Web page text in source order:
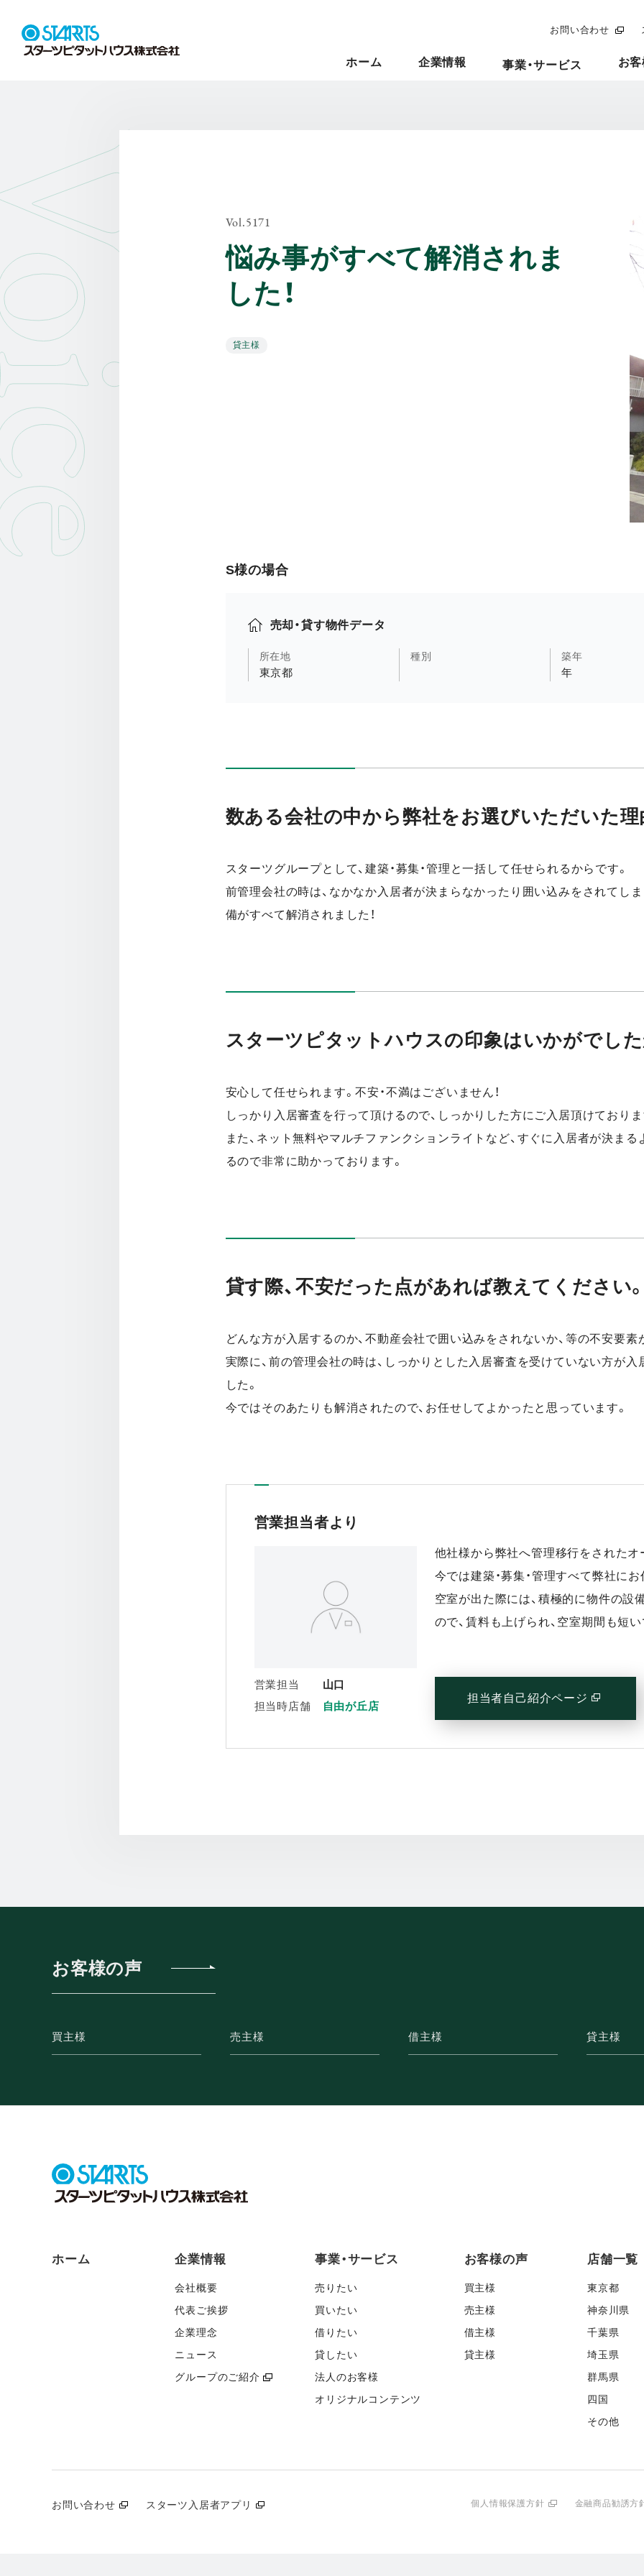
お問い合わせ
ホーム 企業情報 事業・サービス お
Vol.5171
悩み事がすべて解消されま
した！
貸主様
S様の場合
売却・貸す物件データ
所在地
東京都
種別 築年
年
数ある会社の中から弊社をお選びいただいた理
スターツグループとして、建築・募集・管理と一括して任せられるからです。
前管理会社の時は、なかなか入居者が決まらなかったり囲い込みをされてし
備がすべて解消されました！
スターツピタットハウスの印象はいかがでした
安心して任せられます。不安・不満はございません！
しっかり入居審査を行って頂けるので、しっかりした方にご入居頂けておりま
また、ネット無料やマルチファンクションライトなど、すぐに入居者が決ま
るので非常に助かっております。
貸す際、不安だった点があれば教えてください。
どんな方が入居するのか、不動産会社で囲い込みをされないか、等の不安要素
実際に、前の管理会社の時は、しっかりとした入居審査を受けていない方が
した。
今ではそのあたりも解消されたので、お任せしてよかったと思っています。
営業担当者より
営業担当
山口
担当時店舗
自由が丘店
他社様から弊社へ管理移行をされたオ
今では建築・募集・管理すべて弊社に
空室が出た際には、積極的に物件の設
ので、賃料も上げられ、空室期間も短い
担当者自己紹介ページ (別窓で
お客様の声
買主様 売主様 借主様 貸主様
ホーム 企業情報
会社概要
代表ご挨拶
企業理念
ニュース
グループのご紹介
事業・サービス
売りたい
買いたい
借りたい
貸したい
法人のお客様
オリジナルコンテンツ
お客様の声
買主様
売主様
借主様
貸主様
店舗一覧
東京都
神奈川県
千葉県
埼玉県
群馬県
四国
その他
お問い合わせ スターツ入居者アプリ 個人情報保護方針 金融商品勧誘方